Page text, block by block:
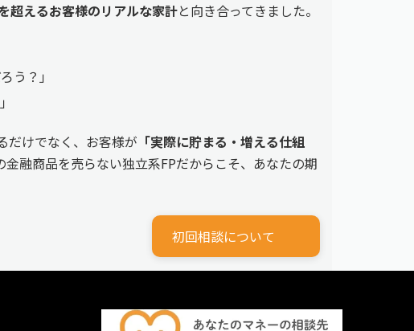
超えるお客様のリアルな家計と向き合ってきました。
う？」
だけでなく、お客様が 「実際に貯まる・増える仕組
融商品を売らない独立系FPだからこそ、あなたの期
初回相談について